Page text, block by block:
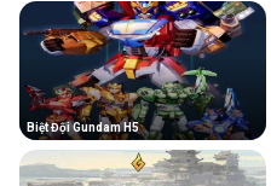
Biệt Đội Gundam H5